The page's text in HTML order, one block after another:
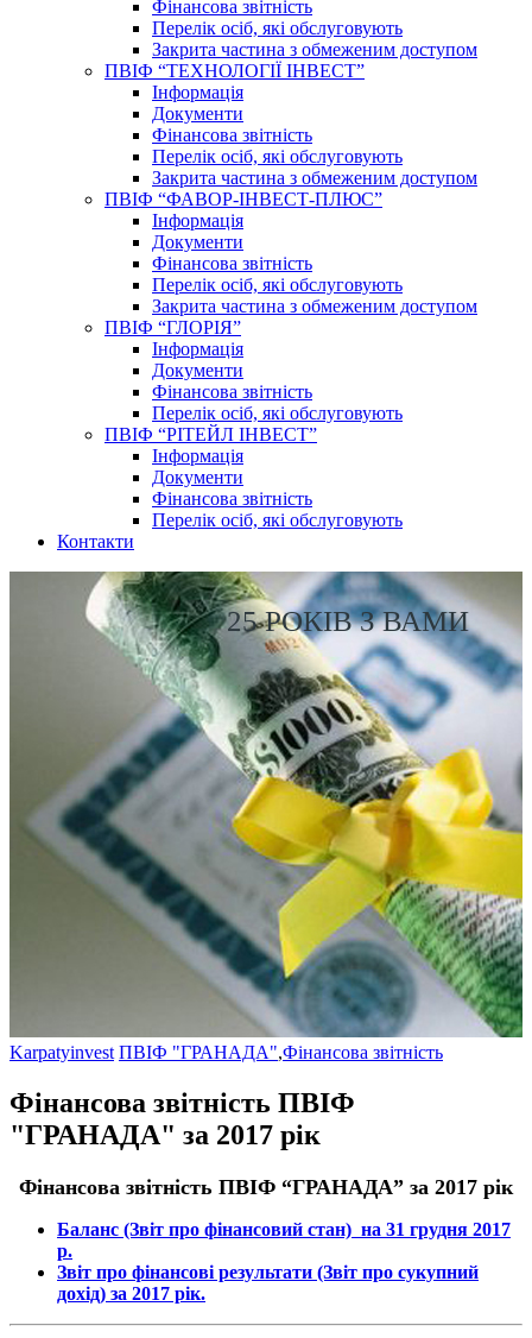
Фінансова звітність
Перелік осіб, які обслуговують
Закрита частина з обмеженим доступом
ПВІФ “ТЕХНОЛОГІЇ ІНВЕСТ”
Інформація
Документи
Фінансова звітність
Перелік осіб, які обслуговують
Закрита частина з обмеженим доступом
ПВІФ “ФАВОР-ІНВЕСТ-ПЛЮС”
Інформація
Документи
Фінансова звітність
Перелік осіб, які обслуговують
Закрита частина з обмеженим доступом
ПВІФ “ГЛОРІЯ”
Інформація
Документи
Фінансова звітність
Перелік осіб, які обслуговують
ПВІФ “РІТЕЙЛ ІНВЕСТ”
Інформація
Документи
Фінансова звітність
Перелік осіб, які обслуговують
Контакти
25 РОКІВ З ВАМИ
Karpatyinvest ПВІФ "ГРАНАДА",Фінансова звітність
Фінансова звітність ПВІФ
"ГРАНАДА" за 2017 рік
Фінансова звітність ПВІФ “ГРАНАДА” за 2017 рік
Баланс (Звіт про фінансовий стан) на 31 грудня 2017
р.
Звіт про фінансові результати (Звіт про сукупний
дохід) за 2017 рік.